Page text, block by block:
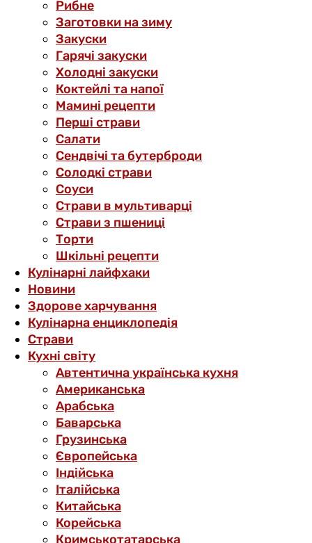
Рибне
Заготовки на зиму
Закуски
Гарячі закуски
Холодні закуски
Коктейлі та напої
Мамині рецепти
Перші страви
Салати
Сендвічі та бутерброди
Солодкі страви
Соуси
Страви в мультиварці
Страви з пшениці
Торти
Шкільні рецепти
Кулінарні лайфхаки
Новини
Здорове харчування
Кулінарна енциклопедія
Страви
Кухні світу
Автентична українська кухня
Американська
Арабська
Баварська
Грузинська
Європейська
Індійська
Італійська
Китайська
Корейська
Кримськотатарська